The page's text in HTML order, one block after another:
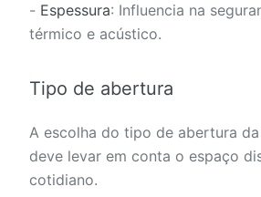
- Espessura: Influencia na
térmico e acústico.
Tipo de abertura
A escolha do tipo de abertura
deve levar em conta o espaço
cotidiano.